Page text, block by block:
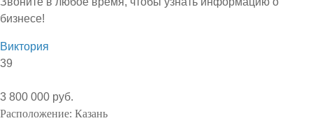
бизнесе!
Виктория
39
3 800 000 руб.
Расположение: Казань